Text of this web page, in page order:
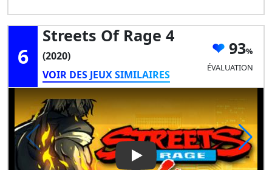
6
Streets Of Rage 4
(2020)
VOIR DES JEUX SIMILAIRES
93
ÉVALUATION
Play Video: Streets of Rage 4